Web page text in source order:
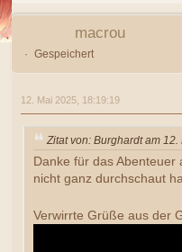
macrou
Gespeichert
12. Mai 2025, 18:19:19
Zitat von: Burghardt am
Danke für das Abenteuer
nicht ganz durchschaut
Verwirrte Grüße aus der